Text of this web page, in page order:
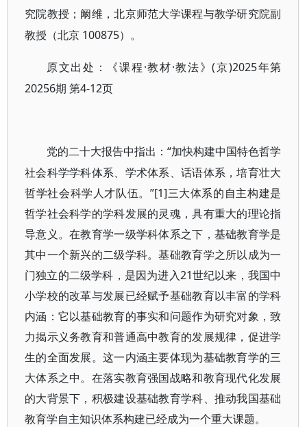
究院教授；阚维，北京师范大学课程与教学研究院副
教授（北京 100875）。
原文出处：《课程 ·教材·教法》(京)2025年第
20256期 第4-12页
党的二十大报告中指出：“加快构建中国特色哲学
社会科学学科体系、学术体系、话语体系，培育壮大
哲学社会科学人才队伍。”[1]三大体系的自主构建是
哲学社会科学的学科发展的灵魂，具有重大的理论指
导意义。在教育学一级学科体系之下，基础教育学是
其中一个新兴的二级学科。基础教育学之所以成为一
门独立的二级学科，是因为进入21世纪以来，我国中
小学校的改革与发展已经赋予基础教育以丰富的学科
内涵：它以基础教育的事实和问题作为研究对象，致
力揭示义务教育和普通高中教育的发展规律，促进学
生的全面发展。这一内涵主要体现为基础教育学的三
大体系之中。在落实教育强国战略和教育现代化发展
的大背景下，积极建设基础教育学科、推动我国基础
教育学自主知识体系构建已经成为一个重大课题。